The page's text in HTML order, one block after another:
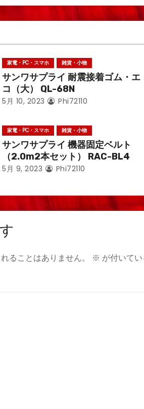
家電・PC・スマホ 雑貨・小物
サンワサプライ 耐震接着ゴム・エ
コ（大） QL-68N
5月 10, 2023 Phi72110
家電・PC・スマホ 雑貨・小物
サンワサプライ 機器固定ベルト
（2.0m2本セット） RAC-BL4
5月 9, 2023 Phi72110
ることはありません。 ※ が付いて